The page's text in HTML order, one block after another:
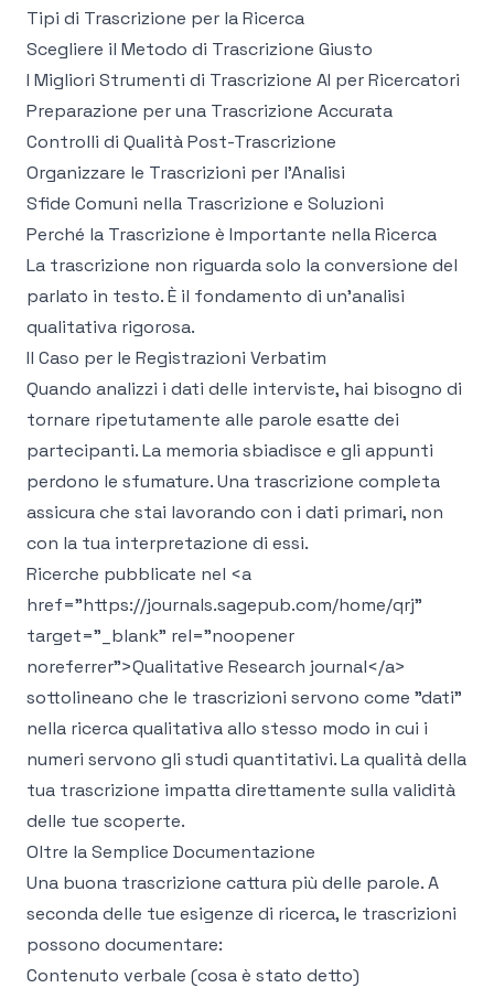
Tipi di Trascrizione per la Ricerca
Scegliere il Metodo di Trascrizione Giusto
I Migliori Strumenti di Trascrizione AI per Ricercatori
Preparazione per una Trascrizione Accurata
Controlli di Qualità Post-Trascrizione
Organizzare le Trascrizioni per l'Analisi
Sfide Comuni nella Trascrizione e Soluzioni
Perché la Trascrizione è Importante nella Ricerca
La trascrizione non riguarda solo la conversione del
parlato in testo. È il fondamento di un'analisi
qualitativa rigorosa.
Il Caso per le Registrazioni Verbatim
Quando analizzi i dati delle interviste, hai bisogno di
tornare ripetutamente alle parole esatte dei
partecipanti. La memoria sbiadisce e gli appunti
perdono le sfumature. Una trascrizione completa
assicura che stai lavorando con i dati primari, non
con la tua interpretazione di essi.
Ricerche pubblicate nel <a
href="https://journals.sagepub.com/home/qrj"
target="_blank" rel="noopener
noreferrer">Qualitative Research journal</a>
sottolineano che le trascrizioni servono come "dati"
nella ricerca qualitativa allo stesso modo in cui i
numeri servono gli studi quantitativi. La qualità della
tua trascrizione impatta direttamente sulla validità
delle tue scoperte.
Oltre la Semplice Documentazione
Una buona trascrizione cattura più delle parole. A
seconda delle tue esigenze di ricerca, le trascrizioni
possono documentare:
Contenuto verbale (cosa è stato detto)